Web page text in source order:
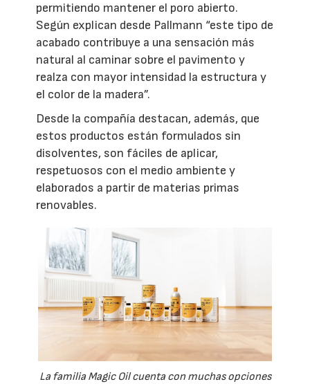
permitiendo mantener el poro abierto.
Según explican desde Pallmann “este tipo de
acabado contribuye a una sensación más
natural al caminar sobre el pavimento y
realza con mayor intensidad la estructura y
el color de la madera”.
Desde la compañía destacan, además, que
estos productos están formulados sin
disolventes, son fáciles de aplicar,
respetuosos con el medio ambiente y
elaborados a partir de materias primas
renovables.
La familia Magic Oil cuenta con muchas opciones